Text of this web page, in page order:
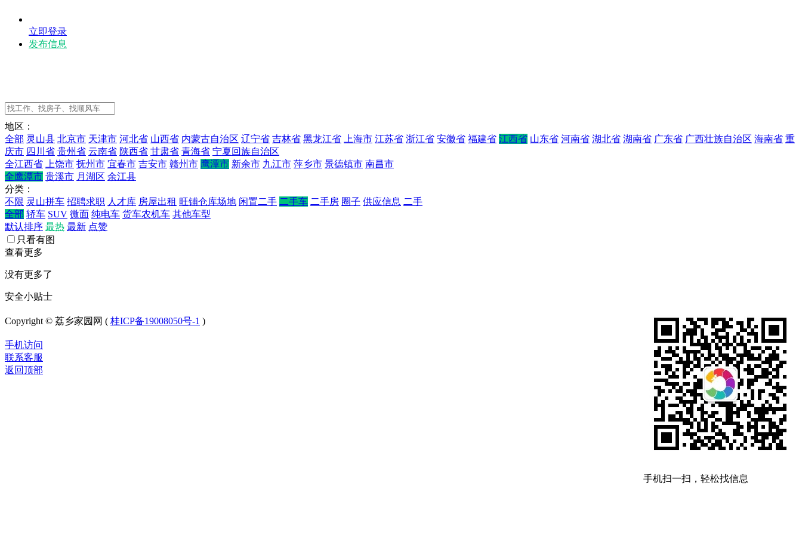
立即登录
发布信息
地区：
全部 灵山县 北京市 天津市 河北省 山西省 内蒙古自治区 辽宁省 吉林省 黑龙江省 上海市 江苏省 浙江省 安徽省 福建省 江西省 山东省 河南省 湖北省 湖南省 广东省 广西壮族自治区 海南省 重
庆市 四川省 贵州省 云南省 陕西省 甘肃省 青海省 宁夏回族自治区
全江西省
上饶市 抚州市 宜春市 吉安市 赣州市 鹰潭市 新余市 九江市 萍乡市 景德镇市 南昌市
全鹰潭市 贵溪市 月湖区 余江县
分类：
不限 灵山拼车 招聘求职 人才库 房屋出租 旺铺仓库场地 闲置二手 二手车 二手房 圈子 供应信息 二手
全部 轿车 SUV 微面 纯电车 货车农机车 其他车型
默认排序 最热 最新 点赞
只看有图
查看更多
没有更多了
安全小贴士
手机扫一扫，轻松找信息
Copyright © 荔乡家园网 ( 桂ICP备19008050号-1 )
手机访问
联系客服
返回顶部